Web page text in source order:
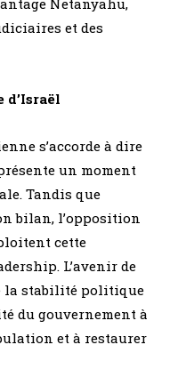
et des
s’accorde à dire
un moment
Tandis que
bilan, l’opposition
cette
L’avenir de
la stabilité politique
du gouvernement à
et à restaurer